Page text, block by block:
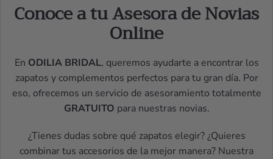
Conoce a tu Asesora de Novias
Online
En ODILIA BRIDAL, queremos ayudarte a encontrar los
zapatos y complementos perfectos para tu gran día. Por
eso, ofrecemos un servicio de asesoramiento totalmente
GRATUITO para nuestras novias.
¿Tienes dudas sobre qué zapatos elegir? ¿Quieres
combinar tus accesorios de la mejor manera? Nuestra